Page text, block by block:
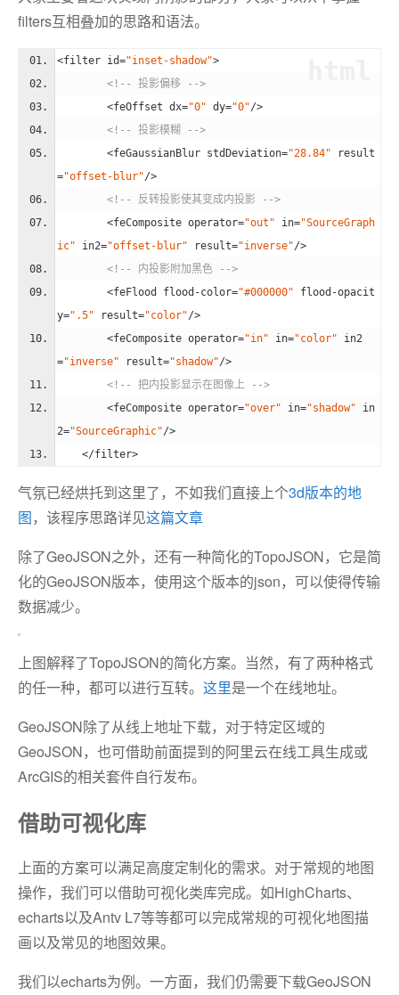
filters互相叠加的思路和语法。
<filter id="inset-shadow">
<!-- 投影偏移 -->
<feOffset dx="0" dy="0"/>
<!-- 投影模糊 -->
<feGaussianBlur stdDeviation="28.84"
result
="offset-blur"/>
<!-- 反转投影使其变成内投影 -->
<feComposite operator="out" in="SourceGraph
ic"
in2="offset-blur" result="inverse"/>
<!-- 内投影附加黑色 -->
<feFlood flood-color="#000000"
flood-opacit
y=".5" result="color"/>
<feComposite operator="in" in="color"
in2
="inverse" result="shadow"/>
<!-- 把内投影显示在图像上 -->
<feComposite operator="over" in="shadow"
in
2="SourceGraphic"/>
</filter>
气氛已经烘托到这里了，不如我们直接上个3d版本的地
图，该程序思路详见这篇文章
除了GeoJSON之外，还有一种简化的TopoJSON，它是简
化的GeoJSON版本，使用这个版本的json，可以使得传输
数据减少。
上图解释了TopoJSON的简化方案。当然，有了两种格式
的任一种，都可以进行互转。 这里是一个在线地址。
GeoJSON除了从线上地址下载，对于特定区域的
GeoJSON，也可借助前面提到的阿里云在线工具生成或
ArcGIS的相关套件自行发布。
借助可视化库
上面的方案可以满足高度定制化的需求。对于常规的地图
操作，我们可以借助可视化类库完成。如HighCharts、
echarts以及Antv L7等等都可以完成常规的可视化地图描
画以及常见的地图效果。
我们以echarts为例。一方面，我们仍需要下载GeoJSON